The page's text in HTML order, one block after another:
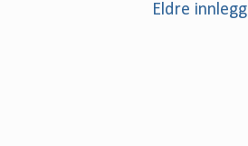
Eldre innlegg